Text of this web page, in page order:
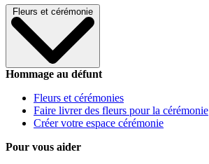
Fleurs et cérémonie
Hommage au défunt
Fleurs et cérémonies
Faire livrer des fleurs pour la cérémonie
Créer votre espace cérémonie
Pour vous aider